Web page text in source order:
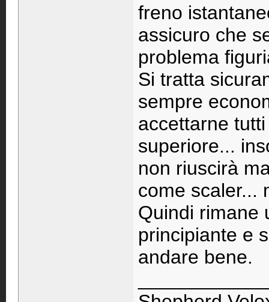
freno
assicuro che
problema
Si tratta
sempre
accettarne
superiore...
non riuscirà
come scaler...
Quindi rimane
principiante e
andare bene.